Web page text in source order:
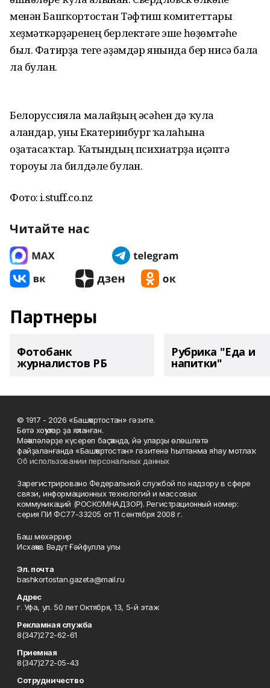
менән Башҡортостан Тәфтиш комитеттары
хеҙмәткәрҙәренең берлектәге эше һөҙөмтәһе
был. Фатирҙа теге әҙәмдәр янында бер нисә бала
ла булған.
Белоруссияла малайҙың әсәһен дә ҡулға
алғандар, уны Екатеринбург ҡалаһына
оҙатасаҡтар. Ҡатындың психиатрҙа иҫәптә
тороуы ла билдәле булған.
Фото: i.stuff.co.nz
Читайте нас
Партнеры
Фотобанк
журналистов РБ
Рубрика "Еда и
напитки"
© 1917 - 2026 «Башҡортостан» гәзите.
Бөтә хоҡуҡтар ҙа яҡланған.
Мәҡәләләрҙе күсереп баҫҡанда, йә уларҙы өлөшләтә
файҙаланғанда «Башҡортостан» гәзитенә һылтанма яһау мотлаҡ.
Об использовании персональных данных
Зарегистрировано Федеральной службой по надзору в сфере
связи, информационных технологий и массовых
коммуникаций (РОСКОМНАДЗОР). Регистрационный номер:
серия ПИ ФС77-33205 от 11 сентября 2008 г.
Баш мөхәррир
Исхаҡов Вәдүт Ғәйфулла улы
Эл. почта
bashkortostan.gazeta@mail.ru
Адрес
г. Уфа, ул. 50 лет Октября, 13, 5-й этаж
Рекламная служба
8(347)272-62-61
Приемная
8(347)272-05-43
Сотрудничество